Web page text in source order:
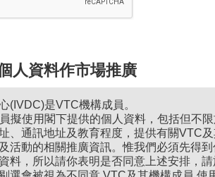
人資料作市場推廣
(IVDC)是VTC機構成員。
擬使用閣下提供的個人資料，包括但不
、通訊地址及教育程度，提供有關VTC
活動的相關推廣資訊。惟我們必須先得
料，所以請你表明是否同意上述安排，